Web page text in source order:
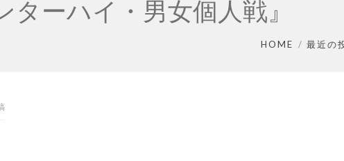
ーハイ・男女個人戦』
HOME 最近の